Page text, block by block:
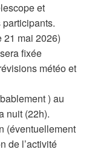
et
21 mai 2026)
fixée
météo et
) au
nuit (22h).
(éventuellement
de l’activité